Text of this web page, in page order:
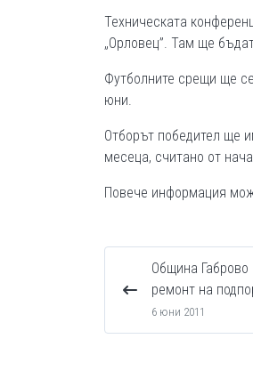
Техническата
„Орловец”. Там ще
Футболните срещи ще
юни.
Отборът победител ще
месеца, считано от
Повече информация
Община Габрово
ремонт на
6 юни 2011